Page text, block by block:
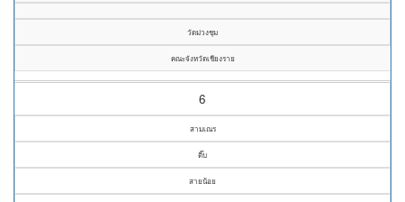
วัดม่วงชุม
คณะจังหวัดเชียงราย
6
สามเณร
ติ๊บ
สายน้อย